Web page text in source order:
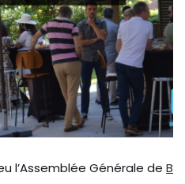
l’Assemblée Générale de B